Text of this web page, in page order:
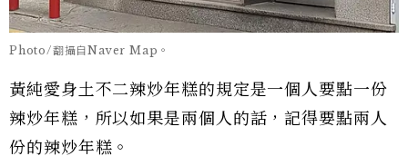
Photo/翻攝自Naver Map。
黃純愛身土不二辣炒年糕的規定是一個人要點一份
辣炒年糕，所以如果是兩個人的話，記得要點兩人
份的辣炒年糕。